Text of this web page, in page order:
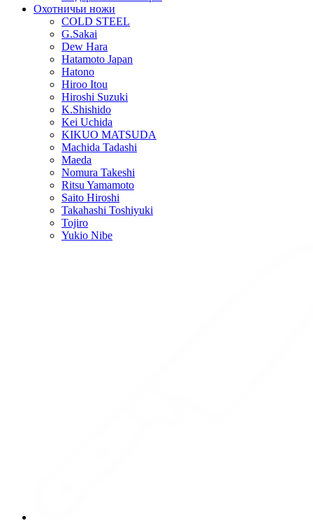
Охотничьи ножи
COLD STEEL
G.Sakai
Dew Hara
Hatamoto Japan
Hatono
Hiroo Itou
Hiroshi Suzuki
K.Shishido
Kei Uchida
KIKUO MATSUDA
Machida Tadashi
Maeda
Nomura Takeshi
Ritsu Yamamoto
Saito Hiroshi
Takahashi Toshiyuki
Tojiro
Yukio Nibe